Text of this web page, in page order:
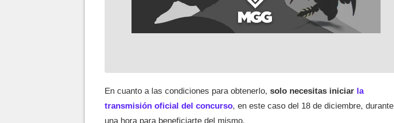
En cuanto a las condiciones para obtenerlo, solo necesitas iniciar la
transmisión oficial del concurso, en este caso del 18 de diciembre, durante
una hora para beneficiarte del mismo.